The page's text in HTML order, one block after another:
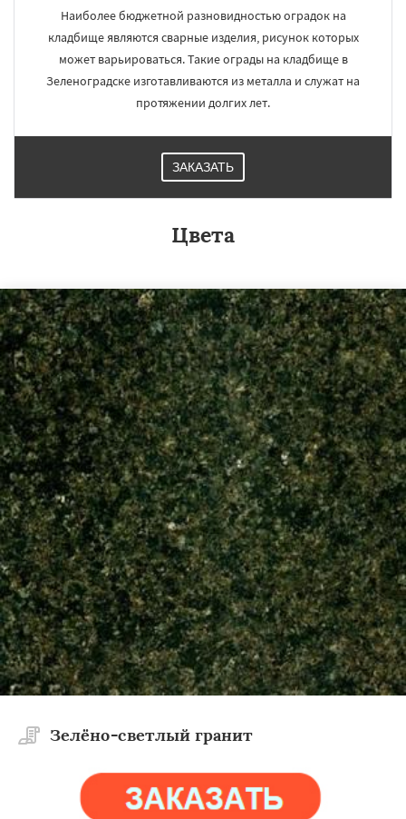
Наиболее бюджетной разновидностью оградок на
кладбище являются сварные изделия, рисунок которых
может варьироваться. Такие ограды на кладбище в
Зеленоградске изготавливаются из металла и служат на
протяжении долгих лет.
ЗАКАЗАТЬ
Цвета
Зелёно-светлый гранит